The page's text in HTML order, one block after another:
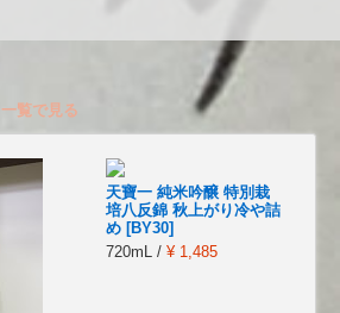
一覧で見る
天寶一 純米吟醸 特別栽
培八反錦 秋上がり冷や詰
め [BY30]
720mL / ¥ 1,485